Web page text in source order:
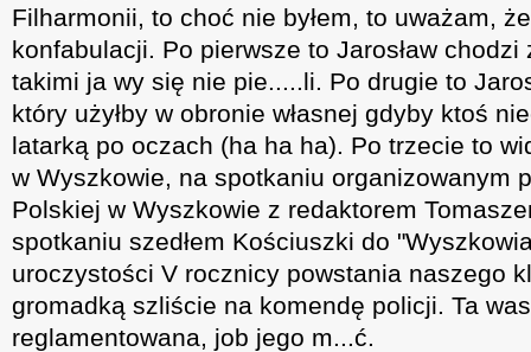
Filharmonii, to choć nie byłem, to uważam,
konfabulacji. Po pierwsze to Jarosław
takimi ja wy się nie pie.....li. Po drugie to
który użyłby w obronie własnej gdyby ktoś
latarką po oczach (ha ha ha). Po trzecie to
w Wyszkowie, na spotkaniu organizowanym
Polskiej w Wyszkowie z redaktorem
spotkaniu szedłem Kościuszki do
uroczystości V rocznicy powstania naszego
gromadką szliście na komendę policji. Ta
reglamentowana, job jego m...ć.